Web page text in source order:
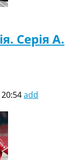
Серія A.
20:54add